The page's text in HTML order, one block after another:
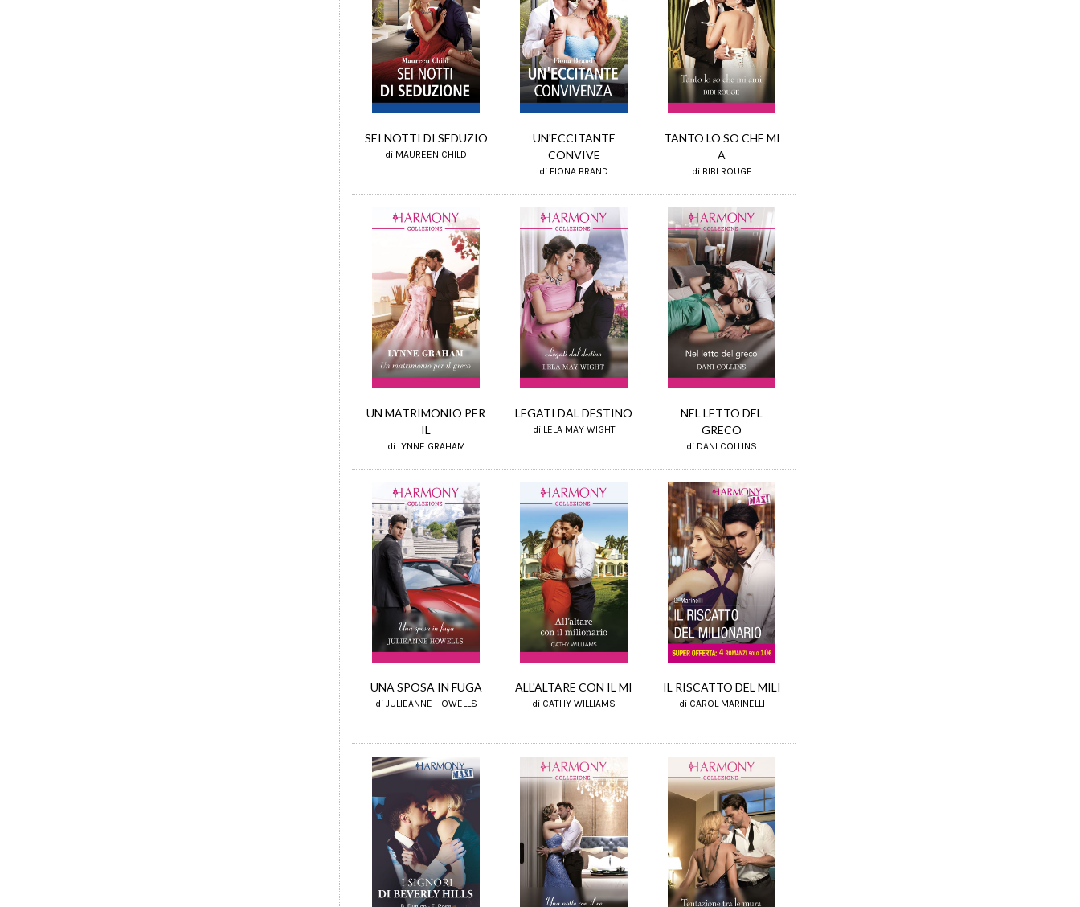
SEI NOTTI DI SEDUZIO
di MAUREEN CHILD
UN'ECCITANTE
CONVIVE
di FIONA BRAND
TANTO LO SO CHE MI
A
di BIBI ROUGE
UN MATRIMONIO PER
IL
di LYNNE GRAHAM
LEGATI DAL DESTINO
di LELA MAY WIGHT
NEL LETTO DEL
GRECO
di DANI COLLINS
UNA SPOSA IN FUGA
di JULIEANNE HOWELLS
ALL'ALTARE CON IL MI
di CATHY WILLIAMS
IL RISCATTO DEL MILI
di CAROL MARINELLI